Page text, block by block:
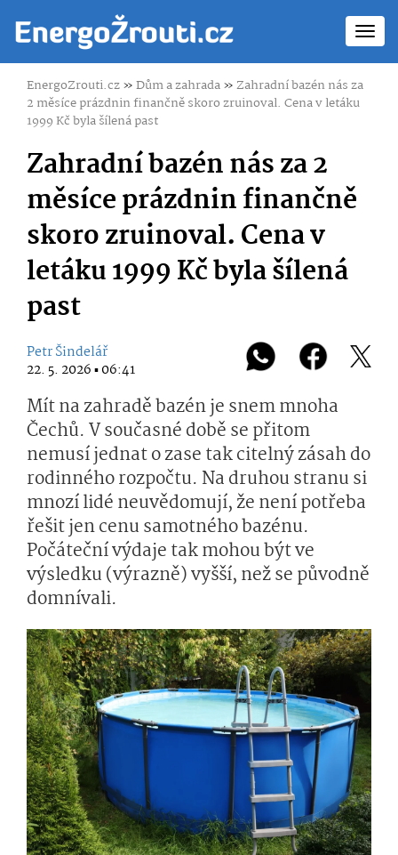
EnergoZrouti.cz»Dům a zahrada»Zahradní bazén nás za
2 měsíce prázdnin finančně skoro zruinoval. Cena v letáku
1999 Kč byla šílená past
Zahradní bazén nás za 2
měsíce prázdnin finančně
skoro zruinoval. Cena v
letáku 1999 Kč byla šílená
past
Petr Šindelář
22. 5. 2026 ▪ 06:41
Mít na zahradě bazén je snem mnoha
Čechů. V současné době se přitom
nemusí jednat o zase tak citelný zásah do
rodinného rozpočtu. Na druhou stranu si
mnozí lidé neuvědomují, že není potřeba
řešit jen cenu samotného bazénu.
Počáteční výdaje tak mohou být ve
výsledku (výrazně) vyšší, než se původně
domnívali.